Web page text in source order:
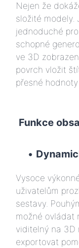
Nejen že
složité modely.
jednoduché
schopné
ve 3D
povrch vložit
přesné
Funkce
•
Vysoce
uživatelům
sestavy.
možné ovládat
viditelný na 3D
exportovat